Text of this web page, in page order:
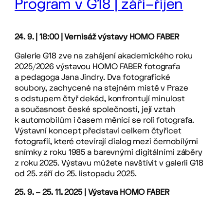
Program v G18 | září–říjen
24. 9. | 18:00 | Vernisáž výstavy HOMO FABER
Galerie G18 zve na zahájení akademického roku
2025/2026 výstavou HOMO FABER fotografa
a pedagoga Jana Jindry. Dva fotografické
soubory, zachycené na stejném místě v Praze
s odstupem čtyř dekád, konfrontují minulost
a současnost české společnosti, její vztah
k automobilům i časem měnící se roli fotografa.
Výstavní koncept představí celkem čtyřicet
fotografií, které otevírají dialog mezi černobílými
snímky z roku 1985 a barevnými digitálními záběry
z roku 2025. Výstavu můžete navštívit v galerii G18
od 25. září do 25. listopadu 2025.
25. 9. – 25. 11. 2025 | Výstava HOMO FABER